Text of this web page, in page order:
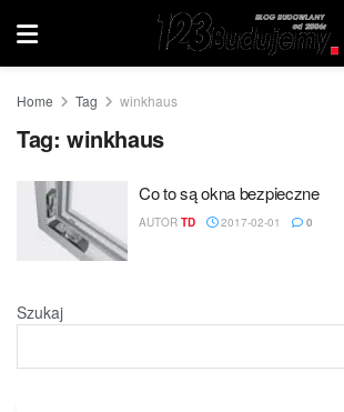
Home Tag winkhaus
Tag: winkhaus
Co to są okna bezpieczne
AUTOR TD 2017-02-01 0
Szukaj